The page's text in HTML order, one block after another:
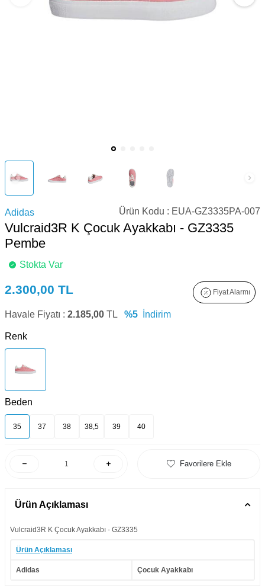
Adidas Ürün Kodu : EUA-GZ3335PA-007
Vulcraid3R K Çocuk Ayakkabı - GZ3335
Pembe
Stokta Var
2.300,00 TL Fiyat Alarmı
Havale Fiyatı : 2.185,00 TL %5 İndirim
Renk
Beden
35 37 38 38,5 39 40
Favorilere Ekle
Ürün Açıklaması
Vulcraid3R K Çocuk Ayakkabı - GZ3335
Ürün Açıklaması
Adidas Çocuk Ayakkabı